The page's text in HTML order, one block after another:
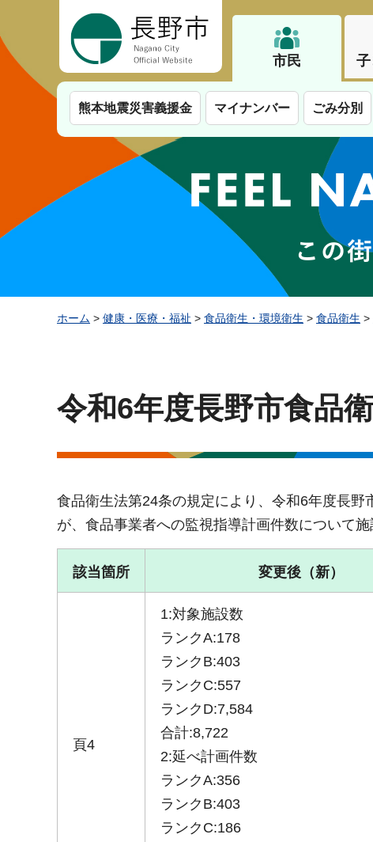
市民
熊本地震災害義援金 マイナンバー ごみ分別
ホーム > 健康・医療・福祉 > 食品衛生・環境衛生 > 食品衛生 >
令和6年度長野市食品
食品衛生法第24条の規定により、令和6年度長
が、食品事業者への監視指導計画件数について
該当箇所 変更後（新）
頁4
1:対象施設数
ランクA:178
ランクB:403
ランクC:557
ランクD:7,584
合計:8,722
2:延べ計画件数
ランクA:356
ランクB:403
ランクC:186